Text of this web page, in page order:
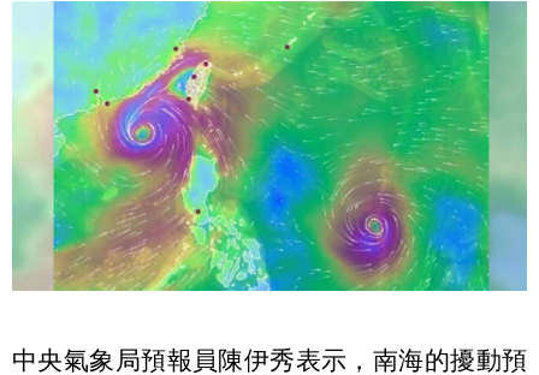
中央氣象局預報員陳伊秀表示，南海的擾動預